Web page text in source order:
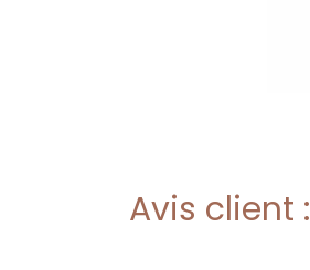
Avis client :